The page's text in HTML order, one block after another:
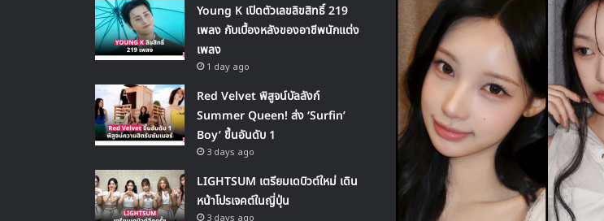
Young K เปิดตัวเลขลิขสิทธิ์ 219
เพลง กับเบื้องหลังของอาชีพนักแต่ง
เพลง
1 day ago
Red Velvet พิสูจน์บัลลังก์
Summer Queen! ส่ง ‘Surfin’
Boy’ ขึ้นอันดับ 1
3 days ago
LIGHTSUM เตรียมเดบิวต์ใหม่ เดิน
หน้าโปรเจคต์ในญี่ปุ่น
3 days ago